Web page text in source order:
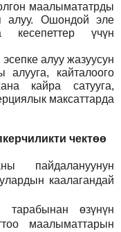
маалымататрды
алуу. Ошондой эле
кесепеттер үчүн
алуу жазуусун
алууга, кайталоого
кайра сатууга,
максаттарда
чектөө
пайдалануунун
каалагандай
тарабынан өзүнүн
маалыматтарын